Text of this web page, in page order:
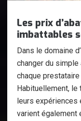
Les prix
imbattables
Dans le domaine
changer du simple
chaque
Habituellement,
leurs expériences
varient également